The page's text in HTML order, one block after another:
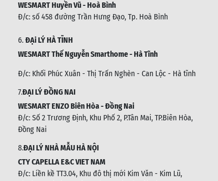
WESMART Huyền Vũ - Hoà Bình
Đ/c: số 458 đường Trần Hưng Đạo, Tp. Hoà Bình
6. ĐẠi LÝ HÀ TĨNH
WESMART Thế Nguyễn Smarthome - Hà Tĩnh
Đ/c: Khối Phúc Xuân - Thị Trấn Nghèn - Can Lộc - Hà tĩnh
7.ĐẠI LÝ ĐỒNG NAI
WESMART ENZO Biên Hòa - Đồng Nai
Đ/c: Số 2 Trương Định, Khu Phố 2, P.Tân Mai, TP.Biên Hòa,
Đồng Nai
8.ĐẠI LÝ NHÀ MẪU HÀ NỘI
CTY CAPELLA E&C VIET NAM
Đ/c: Liền kề TT3.04, Khu đô thị mới Kim Văn - Kim Lũ,